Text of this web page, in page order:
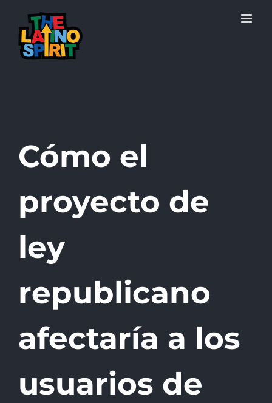
content
Cómo el
proyecto de
ley
republicano
afectaría a los
usuarios de